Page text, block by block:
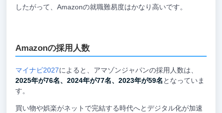
したがって、Amazonの就職難易度はかなり高いです。
Amazonの採用人数
マイナビ2027によると、アマゾンジャパンの採用人数は、
2025年が76名、2024年が77名、2023年が59名となっていま
す。
買い物や娯楽がネットで完結する時代へとデジタル化が加速